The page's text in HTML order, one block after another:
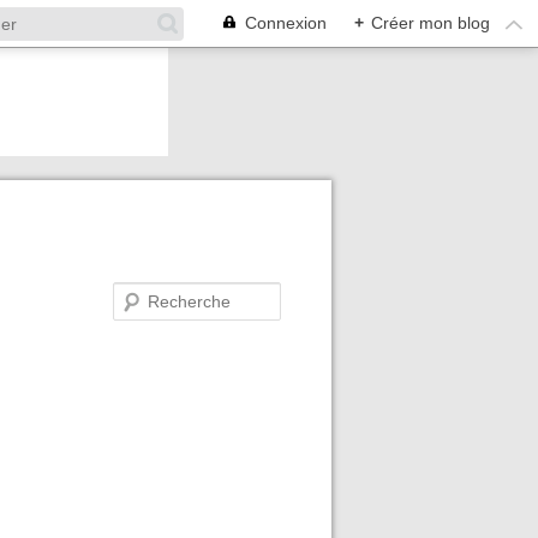
Connexion + Créer mon blog